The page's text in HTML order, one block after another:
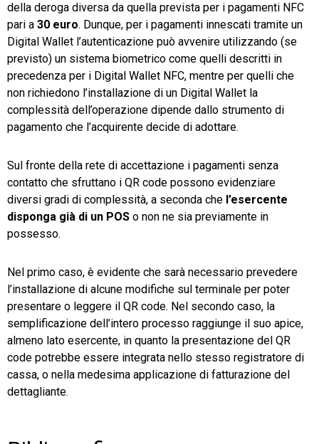
della deroga diversa da quella prevista per i pagamenti NFC
pari a 30 euro. Dunque, per i pagamenti innescati tramite un
Digital Wallet l’autenticazione può avvenire utilizzando (se
previsto) un sistema biometrico come quelli descritti in
precedenza per i Digital Wallet NFC, mentre per quelli che
non richiedono l’installazione di un Digital Wallet la
complessità dell’operazione dipende dallo strumento di
pagamento che l’acquirente decide di adottare.
Sul fronte della rete di accettazione i pagamenti senza
contatto che sfruttano i QR code possono evidenziare
diversi gradi di complessità, a seconda che l’esercente
disponga già di un POS o non ne sia previamente in
possesso.
Nel primo caso, è evidente che sarà necessario prevedere
l’installazione di alcune modifiche sul terminale per poter
presentare o leggere il QR code. Nel secondo caso, la
semplificazione dell’intero processo raggiunge il suo apice,
almeno lato esercente, in quanto la presentazione del QR
code potrebbe essere integrata nello stesso registratore di
cassa, o nella medesima applicazione di fatturazione del
dettagliante.